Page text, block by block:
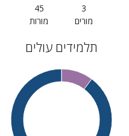
3
מורים
45
מורות
תלמידים עולים